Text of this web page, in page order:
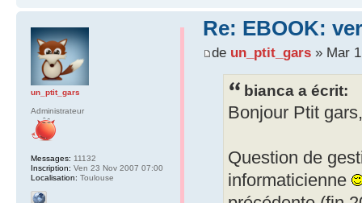
Re: EBOOK:
de un_ptit_gars» Mar 1
bianca a écrit:
Bonjour Ptit gars,
Question de
informaticienne
un_ptit_gars
Administrateur
Messages: 11132
Inscription: Ven 23 Nov 2007 07:00
Localisation: Toulouse